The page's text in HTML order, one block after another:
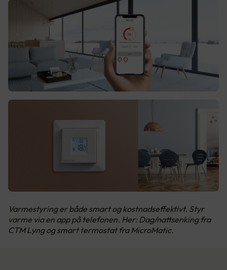
Varmestyring er både smart og kostnadseffektivt. Styr
varme via en app på telefonen. Her: Dag/nattsenking fra
CTM Lyng og smart termostat fra MicroMatic.